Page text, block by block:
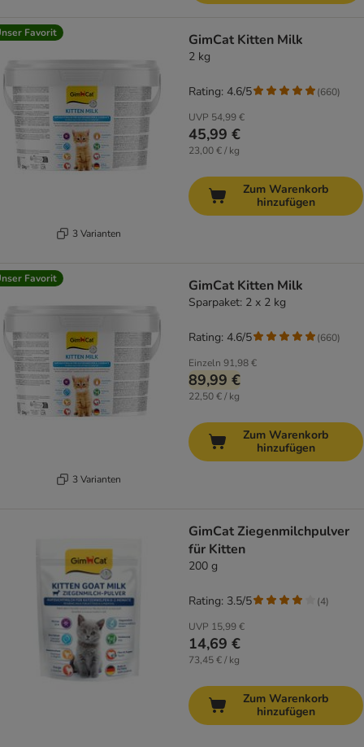
Favorit
3 Varianten
GimCat Kitten Milk
2 kg
UVP 54,99 €
45,99 €
23,00 € / kg
Rating: 4.6/5 (660)
Zum Warenkorb
hinzufügen
Favorit
3 Varianten
GimCat Kitten Milk
Sparpaket: 2 x 2 kg
Einzeln 91,98 €
89,99 €
22,50 € / kg
Rating: 4.6/5 (660)
Zum Warenkorb
hinzufügen
GimCat Ziegenmilchpulver
für Kitten
200 g
UVP 15,99 €
14,69 €
73,45 € / kg
Rating: 3.5/5 (4)
Zum Warenkorb
hinzufügen